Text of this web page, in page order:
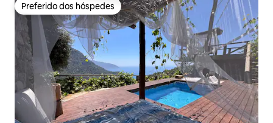
Preferido dos hóspedes
Preferido dos hóspedes